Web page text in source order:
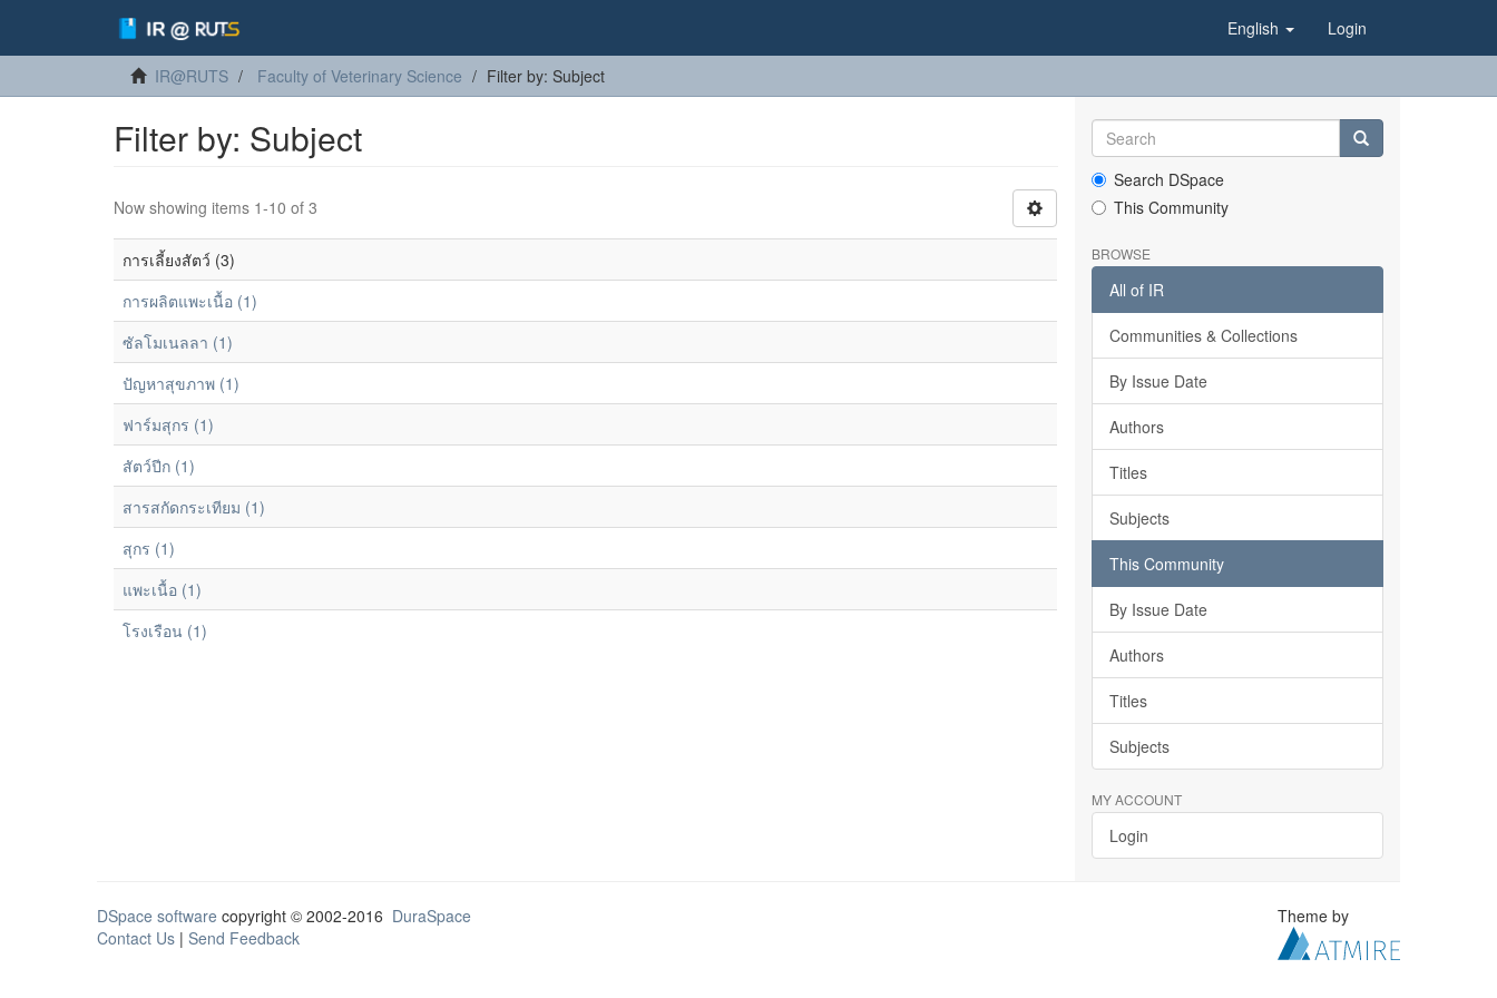
English Login
IR@RUTS Faculty of Veterinary Science Filter by: Subject
Filter by: Subject
Now showing items 1-10 of 3
การเลี้ยงสัตว์ (3)
การผลิตแพะเนื้อ (1)
ซัลโมเนลลา (1)
ปัญหาสุขภาพ (1)
ฟาร์มสุกร (1)
สัตว์ปีก (1)
สารสกัดกระเทียม (1)
สุกร (1)
แพะเนื้อ (1)
โรงเรือน (1)
Search DSpace
This Community
BROWSE
All of IR
Communities & Collections
By Issue Date
Authors
Titles
Subjects
This Community
By Issue Date
Authors
Titles
Subjects
MY ACCOUNT
Login
DSpace software copyright © 2002-2016 DuraSpace
Contact Us | Send Feedback
Theme by